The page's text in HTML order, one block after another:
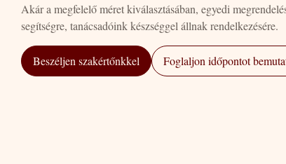
Akár a megfelelő méret kiválasztásában, egyedi
segítségre, tanácsadóink készséggel állnak rendelkezésére.
Beszéljen szakértőnkkel Foglaljon időpontot